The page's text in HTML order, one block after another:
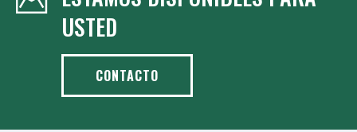
USTED
CONTACTO